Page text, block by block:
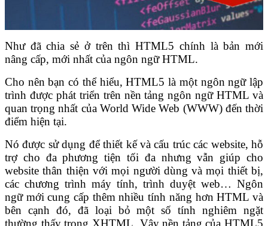
Như đã chia sẻ ở trên thì HTML5 chính là bản mới
nâng cấp, mới nhất của ngôn ngữ HTML.
Cho nên bạn có thể hiểu, HTML5 là một ngôn ngữ lập
trình được phát triển trên nền tảng ngôn ngữ HTML và
quan trọng nhất của World Wide Web (WWW) đến thời
điểm hiện tại.
Nó được sử dụng để thiết kế và cấu trúc các website, hỗ
trợ cho đa phương tiện tối đa nhưng vẫn giúp cho
website thân thiện với mọi người dùng và mọi thiết bị,
các chương trình máy tính, trình duyệt web… Ngôn
ngữ mới cung cấp thêm nhiều tính năng hơn HTML và
bên cạnh đó, đã loại bỏ một số tính nghiêm ngặt
thường thấy trong XHTML. Vậy nền tảng của HTML5